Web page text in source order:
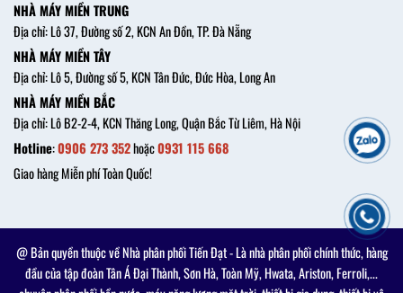
NHÀ MÁY MIỀN TRUNG
Địa chỉ: Lô 37, Đường số 2, KCN An Đồn, TP. Đà Nẵng
NHÀ MÁY MIỀN TÂY
Địa chỉ: Lô 5, Đường số 5, KCN Tân Đức, Đức Hòa, Long An
NHÀ MÁY MIỀN BẮC
Địa chỉ: Lô B2-2-4, KCN Thăng Long, Quận Bắc Từ Liêm, Hà Nội
Hotline:0906 273 352hoặc0931 115 668
Giao hàng Miễn phí Toàn Quốc!
@ Bản quyền thuộc về Nhà phân phối Tiến Đạt - Là nhà phân phối chính thức, hàng
đầu của tập đoàn Tân Á Đại Thành, Sơn Hà, Toàn Mỹ, Hwata, Ariston, Ferroli,...